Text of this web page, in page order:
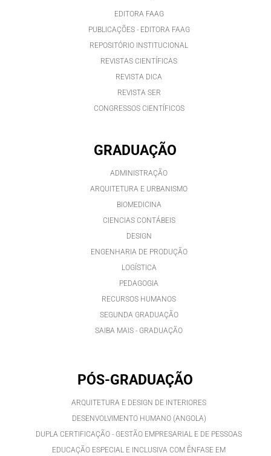
EDITORA FAAG
PUBLICAÇÕES - EDITORA FAAG
REPOSITÓRIO INSTITUCIONAL
REVISTAS CIENTÍFICAS
REVISTA DICA
REVISTA SER
CONGRESSOS CIENTÍFICOS
GRADUAÇÃO
ADMINISTRAÇÃO
ARQUITETURA E URBANISMO
BIOMEDICINA
CIENCIAS CONTÁBEIS
DESIGN
ENGENHARIA DE PRODUÇÃO
LOGÍSTICA
PEDAGOGIA
RECURSOS HUMANOS
SEGUNDA GRADUAÇÃO
SAIBA MAIS - GRADUAÇÃO
PÓS-GRADUAÇÃO
ARQUITETURA E DESIGN DE INTERIORES
DESENVOLVIMENTO HUMANO (ANGOLA)
DUPLA CERTIFICAÇÃO - GESTÃO EMPRESARIAL E DE PESSOAS
EDUCAÇÃO ESPECIAL E INCLUSIVA COM ÊNFASE EM